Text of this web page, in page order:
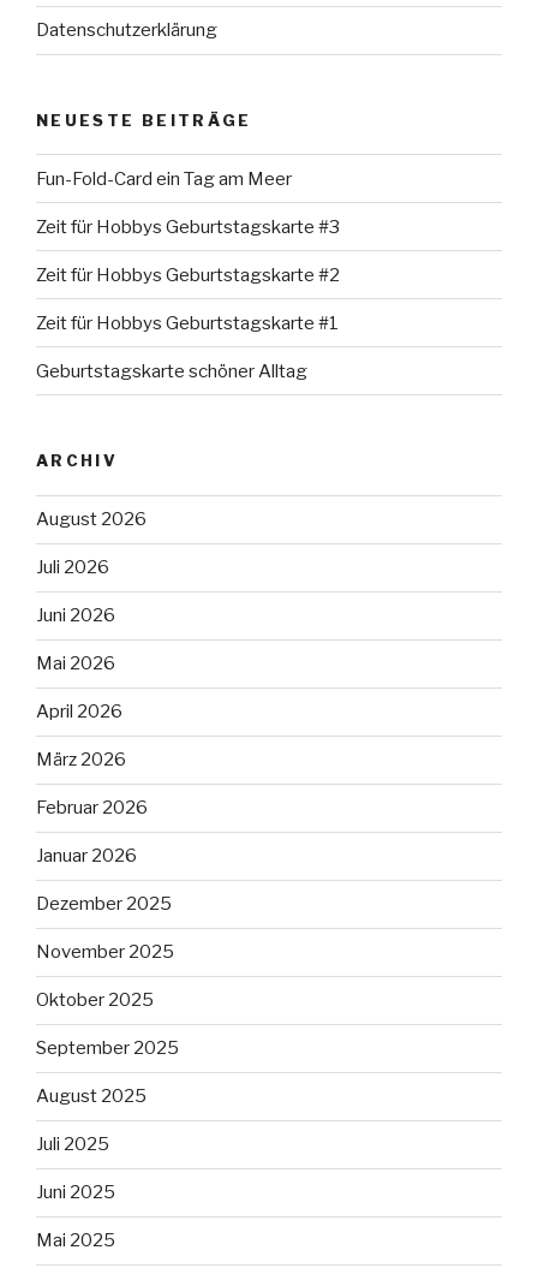
Datenschutzerklärung
NEUESTE BEITRÄGE
Fun-Fold-Card ein Tag am Meer
Zeit für Hobbys Geburtstagskarte #3
Zeit für Hobbys Geburtstagskarte #2
Zeit für Hobbys Geburtstagskarte #1
Geburtstagskarte schöner Alltag
ARCHIV
August 2026
Juli 2026
Juni 2026
Mai 2026
April 2026
März 2026
Februar 2026
Januar 2026
Dezember 2025
November 2025
Oktober 2025
September 2025
August 2025
Juli 2025
Juni 2025
Mai 2025